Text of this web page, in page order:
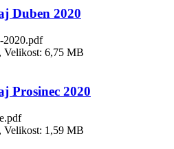
Duben 2020
2020.pdf
Velikost: 6,75 MB
Prosinec 2020
Velikost: 1,59 MB